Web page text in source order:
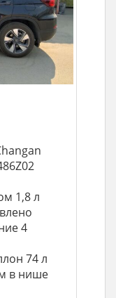
1,8 л
4
74 л
в нише